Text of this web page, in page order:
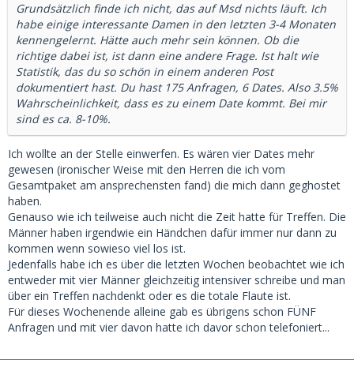
Grundsätzlich finde ich nicht, das auf Msd nichts läuft. Ich
habe einige interessante Damen in den letzten 3-4 Monaten
kennengelernt. Hätte auch mehr sein können. Ob die
richtige dabei ist, ist dann eine andere Frage. Ist halt wie
Statistik, das du so schön in einem anderen Post
dokumentiert hast. Du hast 175 Anfragen, 6 Dates. Also 3.5%
Wahrscheinlichkeit, dass es zu einem Date kommt. Bei mir
sind es ca. 8-10%.
Ich wollte an der Stelle einwerfen. Es wären vier Dates mehr
gewesen (ironischer Weise mit den Herren die ich vom
Gesamtpaket am ansprechensten fand) die mich dann geghostet
haben.
Genauso wie ich teilweise auch nicht die Zeit hatte für Treffen. Die
Männer haben irgendwie ein Händchen dafür immer nur dann zu
kommen wenn sowieso viel los ist.
Jedenfalls habe ich es über die letzten Wochen beobachtet wie ich
entweder mit vier Männer gleichzeitig intensiver schreibe und man
über ein Treffen nachdenkt oder es die totale Flaute ist.
Für dieses Wochenende alleine gab es übrigens schon FÜNF
Anfragen und mit vier davon hatte ich davor schon telefoniert...